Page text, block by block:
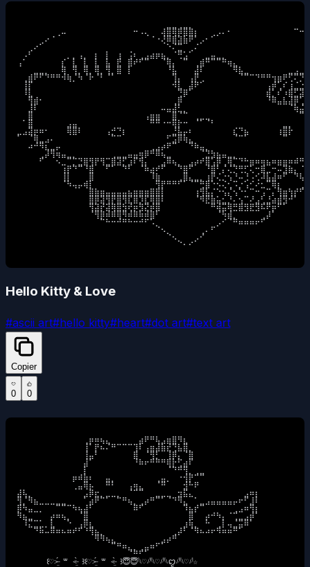
Hello Kitty & Love
#ascii art#hello kitty#heart#dot art#text art
Copier
0 0
⠀⠀⠀⠀⠀⠀⠀⠀⠀⠀⠀⠀⢀⡶⠶⢦⣄⠀⠀⠀⠀⠀⣴⠟⠛⢧⣠⣶⣿⠻⣆⠀⠀⠀⠀⠀⠀⠀⠀⠀⠀⠀⠀⠀
⠀⠀⠀⠀⠀⠀⠀⠀⠀⠀⠀⠀⢸⠁⡟⠦⠌⠛⠉⠉⠉⢹⠇⢠⣶⣼⣷⣞⢙⣧⣿⡀⠀⠀⠀⠀⠀⠀⠀⠀⠀⠀⠀⠀
⠀⠀⠀⠀⠀⠀⠀⠀⠀⠀⠀⠀⢸⣤⠃⠀⠀⠀⠀⠀⠀⣿⠀⠈⢻⡃⠀⢸⡿⡄⠈⣿⠀⠀⠀⠀⠀⠀⠀⠀⠀⠀⠀⠀
⠀⠀⠀⠀⠀⠀⠀⠀⠀⠀⠀⠀⣼⠁⠀⠀⠀⠀⠀⠀⠀⠘⠷⠖⠛⠛⠛⢿⡗⢋⣴⠏⠀⠀⠀⠀⠀⠀⠀⠀⠀⠀⠀⠀
⠀⠀⠀⠀⠀⠀⠀⠀⠀⠀⠀⠀⡇⠀⠀⠀⠀⠀⠀⠀⠀⠀⠀⠀⠀⠀⠀⠈⠙⠛⢻⡀⢀⣀⠀⠀⠀⠀⠀⠀⠀⠀⠀⠀
⠀⠀⠀⠀⠀⠀⠀⠀⠀⠀⡶⠾⣷⠆⠀⠀⣤⡀⠀⠀⠀⠀⠀⠀⠀⢀⣤⡀⠀⠐⢺⡟⠉⠉⠀⠀⠀⠀⠀⠀⠀⠀⠀⠀
⠀⠀⠀⠀⠀⠀⠀⠀⠀⠀⢀⣤⢿⡦⠀⠀⠛⠃⠀⠀⢠⢶⣄⠀⠀⠈⠛⠀⠀⠀⣺⠓⠟⠀⠀⠀⠀⠀⠀⠀⠀⠀⠀⠀
⣼⢧⡀⠀⠀⠀⠀⠀⠀⠀⠀⠀⣠⡿⣖⡀⣀⣀⡀⠀⠈⠉⠉⠀⠀⣀⣀⣀⠀⣲⣯⣄⠀⠀⠀⠀⠀⠀⠀⠀⠀⣠⠶⡆
⢻⡈⠻⣦⣀⣀⣀⣀⣀⠀⠀⠀⠁⣴⠟⠉⠁⠀⠉⠛⢦⡀⢀⡴⠛⠉⠁⠈⠙⠻⣄⠀⠁⣀⣠⣤⣤⣤⣤⡤⠖⠋⣸⠇
⡿⠳⣤⣀⡀⠀⠀⠉⠉⠉⠳⢦⣼⠃⠀⠀⠀⠀⠀⠀⠀⠿⠋⠀⠀⠀⠀⠀⠀⠀⠹⣦⡞⠉⠀⠀⠀⠀⠀⢀⣠⠶⢻⡆
⠻⣦⣀⠀⠀⠀⡴⠶⢦⡀⠀⠈⣿⠀⠀⠀⠀⠀⠀⠀⠀⠀⠀⠀⠀⠀⠀⠀⠀⠀⠀⣿⠀⠀⡴⠚⠳⡄⠈⢉⣀⣠⡾⠁
⠀⠸⣍⣉⣁⡀⣇⠀⠀⠑⠀⢠⡿⣆⠀⠀⠀⠀⠀⠀⠀⠀⠀⠀⠀⠀⠀⠀⠀⠀⣰⢷⡀⠀⠓⠀⢀⡇⢤⣈⣭⠿⠁⠀
⠀⠀⠀⠙⠷⠤⠿⠶⠦⠶⠞⠋⠘⢻⣦⡀⠀⠀⠀⠀⠀⠀⠀⠀⠀⠀⠀⠀⢀⡼⠃⠈⠻⠦⠴⠖⠻⠶⠶⠛⠁⠀⠀⠀
⠀⠀⠀⠀⠀⠀⠀⠀⠀⠀⠀⠀⠀⠀⠻⠻⢦⣄⠀⠀⠀⠀⠀⠀⠀⠀⣠⡴⠛⠀⠀⠀⠀⠀⠀⠀⠀⠀⠀⠀⠀⠀⠀⠀
⠀⠀⠀⠀⠀⠀⠀⠀⠀⠀⠀⠀⠀⠀⠀⠀⠀⠉⠛⠶⣄⡀⢀⣤⠶⠋⠁⠀⠀⠀⠀⠀⠀⠀⠀⠀⠀⠀⠀⠀⠀⠀⠀⠀
⠀⠀⠀⠀⠀⠀⠀⠀⠀⠀⠀⠀⠀⠀⠀⠀⠀⠀⠀⠀⠈⠛⠋⠁⠀⠀⠀⠀⠀⠀⠀⠀⠀⠀⠀⠀⠀⠀⠀⠀⠀⠀⠀
     ⠀꒰♡˃̶̤́ ꒳ ˂̶̤̀ ꒱꒰♡˃̶̤́ ꒳ ˂̶̤̀ ꒱😇😇𓆩♡𓆪𓆩♡𓆪𓆩ꨄ︎𓆪𓆩♡𓆪☆